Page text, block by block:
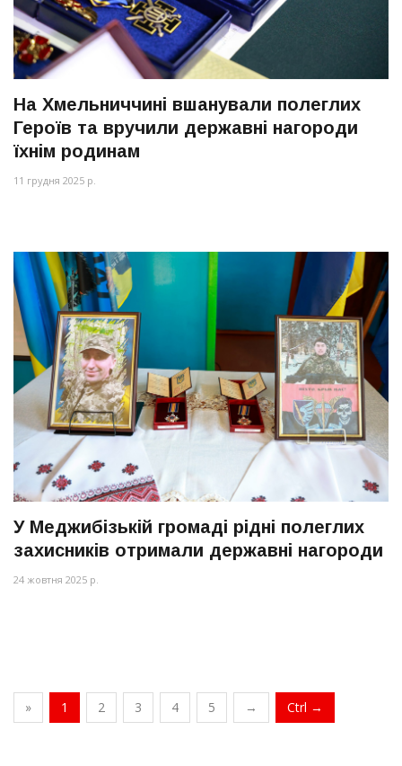
На Хмельниччині вшанували полеглих
Героїв та вручили державні нагороди
їхнім родинам
11 грудня 2025 р.
У Меджибізькій громаді рідні полеглих
захисників отримали державні нагороди
24 жовтня 2025 р.
» 1 2 3 4 5 → Ctrl →